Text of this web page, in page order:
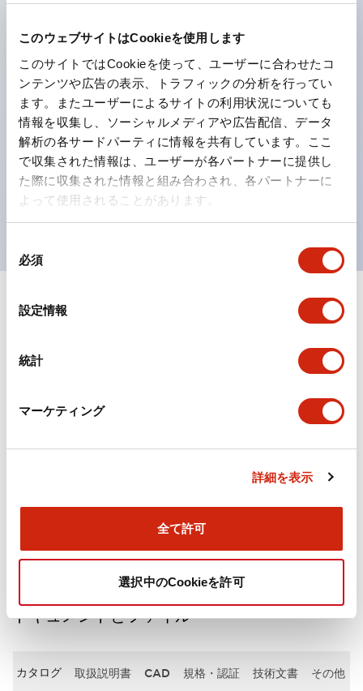
このウェブサイトはCookieを使用します
このサイトではCookieを使って、ユーザーに合わせたコ
ンテンツや広告の表示、トラフィックの分析を行ってい
ます。またユーザーによるサイトの利用状況についても
情報を収集し、ソーシャルメディアや広告配信、データ
解析の各サードパーティに情報を共有しています。ここ
で収集された情報は、ユーザーが各パートナーに提供し
た際に収集された情報と組み合わされ、各パートナーに
よって使用されることがあります。
必須
設定情報
統計
マーケティング
詳細を表示
全て許可
選択中のCookieを許可
1つで6色の役をこなすLED球（LSRD球）。これまで色
ごとに分かれていたLED球を、1色のLED球で各色を表
現できるようにしました。
カラーユニバーサルデザインに対応。表示灯（角平形）
の点灯/消灯の認識および、点灯時のランプ色の識別が
対応。
ISO 3864-4安全色に対応。危険時や緊急事態時の色表
現がより明確・鮮明で、より多くの方が識別可能に。
仕様 すべて展開 +
ドキュメントとファイル
カタログ 取扱説明書 CAD 規格・認証 技術文書 その他